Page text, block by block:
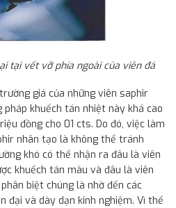
tại vết vỡ phía ngoài của viên đá
giá của những viên saphir
khuếch tán nhiệt này khá cao
đồng cho 01 cts. Do đó, việc làm
nhân tạo là không thể tránh
khó có thể nhận ra đâu là viên
khuếch tán màu và đâu là viên
biệt chúng là nhờ đến các
đại và dày dạn kinh nghiệm. Vì thế